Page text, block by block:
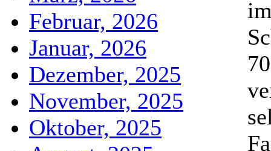
Februar, 2026
Januar, 2026
Dezember, 2025
November, 2025
Oktober, 2025